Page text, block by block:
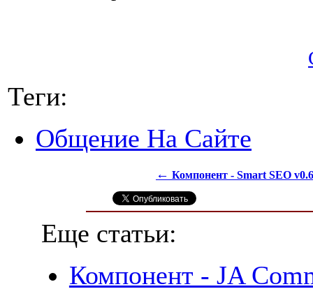
Теги:
Общение На Сайте
← Компонент - Smart SEO v0.6
Еще статьи:
Компонент - JA